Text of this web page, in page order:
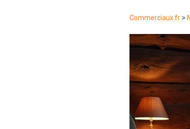
Commerciaux.fr>